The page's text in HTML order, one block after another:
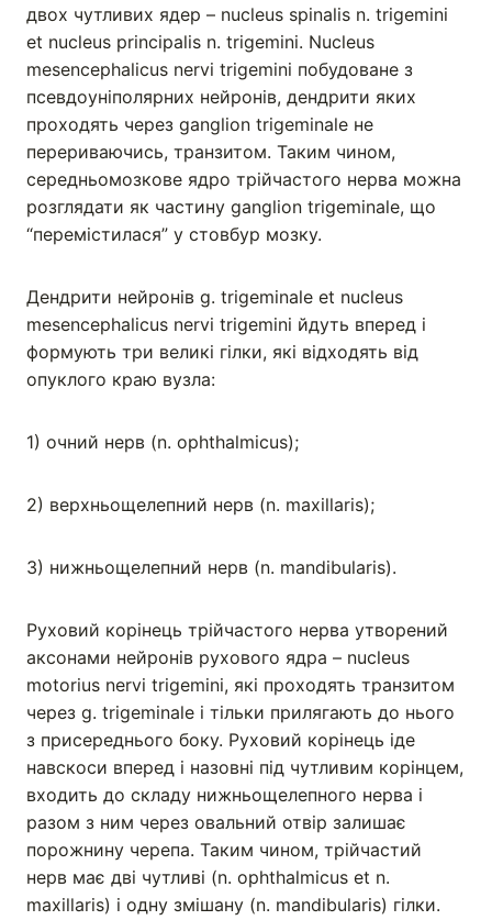
двох чутливих ядер – nucleus spinalis n. trigemini
et nucleus principalis n. trigemini. Nucleus
mesencephalicus nervi trigemini побудоване з
псевдоуніполярних нейронів, дендрити яких
проходять через ganglion trigeminale не
перериваючись, транзитом. Таким чином,
середньомозкове ядро трійчастого нерва можна
розглядати як частину ganglion trigeminale, що
“перемістилася” у стовбур мозку.
Дендрити нейронів g. trigeminale et nucleus
mesencephalicus nervi trigemini йдуть вперед і
формують три великі гілки, які відходять від
опуклого краю вузла:
1) очний нерв (n. ophthalmicus);
2) верхньощелепний нерв (n. maxillaris);
3) нижньощелепний нерв (n. mandibularis).
Руховий корінець трійчастого нерва утворений
аксонами нейронів рухового ядра – nucleus
motorius nervi trigemini, які проходять транзитом
через g. trigeminale і тільки прилягають до нього
з присереднього боку. Руховий корінець іде
навскоси вперед і назовні під чутливим корінцем,
входить до складу нижньощелепного нерва і
разом з ним через овальний отвір залишає
порожнину черепа. Таким чином, трійчастий
нерв має дві чутливі (n. ophthalmicus et n.
maxillaris) і одну змішану (n. mandibularis) гілки.